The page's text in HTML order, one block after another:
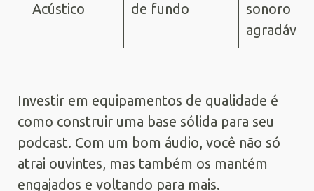
Acústico
de fundo
sonoro
agradável
Investir em equipamentos de qualidade é
como construir uma base sólida para seu
podcast. Com um bom áudio, você não só
atrai ouvintes, mas também os mantém
engajados e voltando para mais.